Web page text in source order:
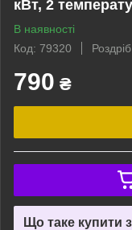
кВт, 2
В наявності
Код: 79320
Роздріб
790 ₴
Що таке купити